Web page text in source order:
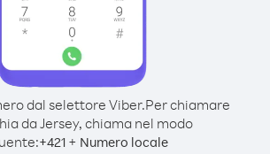
dal selettore Viber.Per chiamare
da Jersey, chiama nel modo
+421+ Numero locale